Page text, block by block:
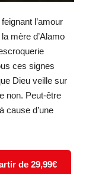
feignant l’amour
mère d’Alamo
ces signes
Dieu veille sur
non. Peut-être
cause d’une
de 29,99€